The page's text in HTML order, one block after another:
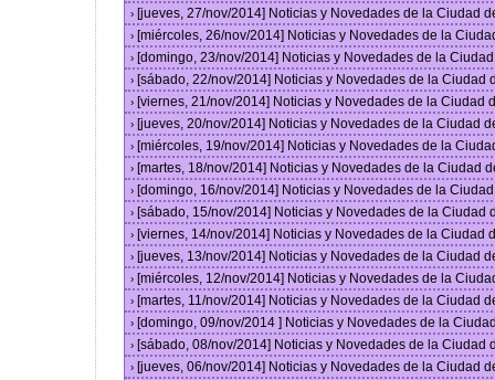
› [jueves, 27/nov/2014] Noticias y Novedades de la Ciudad
› [miércoles, 26/nov/2014] Noticias y Novedades de la
› [domingo, 23/nov/2014] Noticias y Novedades de la
› [sábado, 22/nov/2014] Noticias y Novedades de la Ciudad
› [viernes, 21/nov/2014] Noticias y Novedades de la Ciudad
› [jueves, 20/nov/2014] Noticias y Novedades de la Ciudad
› [miércoles, 19/nov/2014] Noticias y Novedades de la
› [martes, 18/nov/2014] Noticias y Novedades de la Ciudad
› [domingo, 16/nov/2014] Noticias y Novedades de la
› [sábado, 15/nov/2014] Noticias y Novedades de la Ciudad
› [viernes, 14/nov/2014] Noticias y Novedades de la Ciudad
› [jueves, 13/nov/2014] Noticias y Novedades de la Ciudad
› [miércoles, 12/nov/2014] Noticias y Novedades de la
› [martes, 11/nov/2014] Noticias y Novedades de la Ciudad
› [domingo, 09/nov/2014 ] Noticias y Novedades de la
› [sábado, 08/nov/2014] Noticias y Novedades de la Ciudad
› [jueves, 06/nov/2014] Noticias y Novedades de la Ciudad